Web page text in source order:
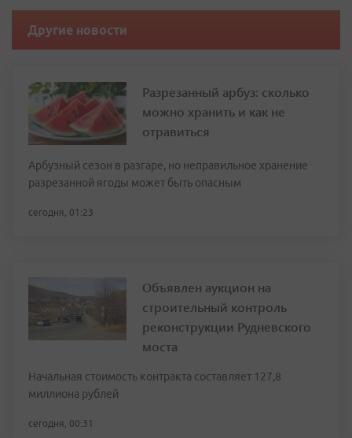
Другие новости
Разрезанный арбуз: сколько
можно хранить и как не
отравиться
Арбузный сезон в разгаре, но неправильное хранение
разрезанной ягоды может быть опасным
сегодня, 01:23
Объявлен аукцион на
строительный контроль
реконструкции Рудневского
моста
Начальная стоимость контракта составляет 127,8
миллиона рублей
сегодня, 00:31